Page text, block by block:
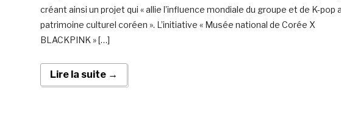
créant ainsi un projet qui « allie l’influence mondiale du groupe et de K-pop
patrimoine culturel coréen ». L’initiative « Musée national de Corée X
BLACKPINK » […]
Lire la suite →